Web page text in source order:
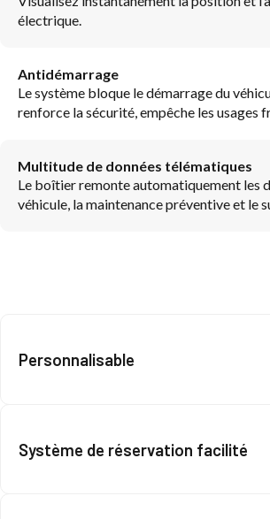
électrique.
Antidémarrage
Le système bloque le démarrage du
renforce la sécurité, empêche les usages
Multitude de données télématiques
Le boîtier remonte automatiquement les
véhicule, la maintenance préventive et le
Personnalisable
Système de réservation facilité